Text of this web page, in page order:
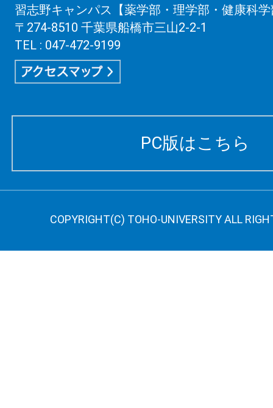
習志野キャンパス【薬学部・理学部・健康科
〒274-8510 千葉県船橋市三山2-2-1
TEL : 047-472-9199
PC版はこちら
COPYRIGHT(C) TOHO-UNIVERSITY ALL